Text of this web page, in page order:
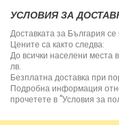
s
e
t
t
e
r
:
УСЛОВИЯ ЗА
Доставката за България
Цените са както следва:
До всички населени
лв.
Безплатна доставка при
Подробна информация
прочетете в "Условия за